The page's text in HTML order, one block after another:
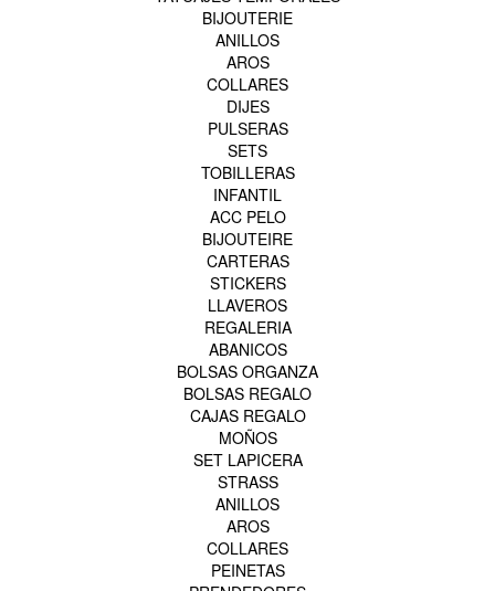
BIJOUTERIE
ANILLOS
AROS
COLLARES
DIJES
PULSERAS
SETS
TOBILLERAS
INFANTIL
ACC PELO
BIJOUTEIRE
CARTERAS
STICKERS
LLAVEROS
REGALERIA
ABANICOS
BOLSAS ORGANZA
BOLSAS REGALO
CAJAS REGALO
MOÑOS
SET LAPICERA
STRASS
ANILLOS
AROS
COLLARES
PEINETAS